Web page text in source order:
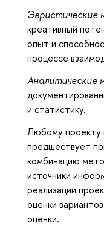
Эвристические
креативный
опыт и
процессе
Аналитические
и статистику.
Любому проекту
предшествует
комбинацию
источники
реализации
оценки
оценки.